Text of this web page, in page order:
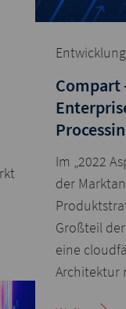
Compart
Im „2022
der
Großteil
eine
Architektur